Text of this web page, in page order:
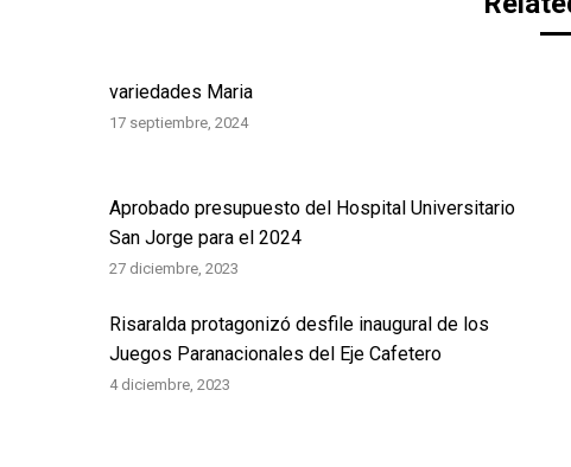
variedades Maria
17 septiembre, 2024
Aprobado presupuesto del Hospital Universitario
San Jorge para el 2024
27 diciembre, 2023
Risaralda protagonizó desfile inaugural de los
Juegos Paranacionales del Eje Cafetero
4 diciembre, 2023